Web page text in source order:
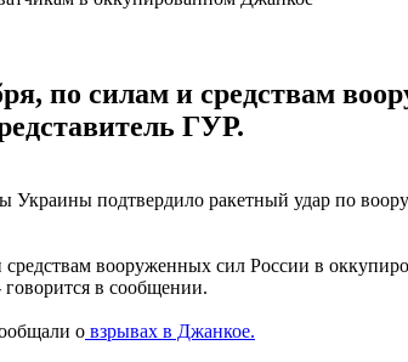
по силам и средствам
ГУР.
Украины подтвердило ракетный удар по
вооруженных сил России в
в сообщении.
о взрывах в Джанкое.